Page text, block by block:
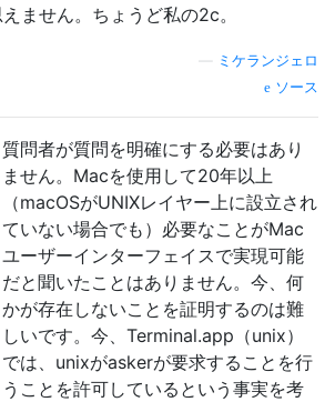
ません。ちょうど私の2c。
ミケランジェロ
ソース
質問者が質問を明確にする必要はあり
ません。Macを使用して20年以上
（macOSがUNIXレイヤー上に設立され
ていない場合でも）必要なことがMac
ユーザーインターフェイスで実現可能
だと聞いたことはありません。今、何
かが存在しないことを証明するのは難
しいです。今、Terminal.app（unix）
では、unixがaskerが要求することを行
うことを許可しているという事実を考